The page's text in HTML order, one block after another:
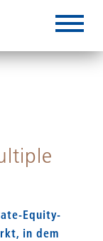
Equity-
in dem